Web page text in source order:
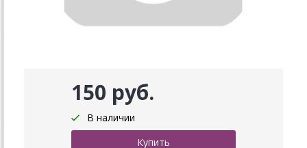
150 руб.
В наличии